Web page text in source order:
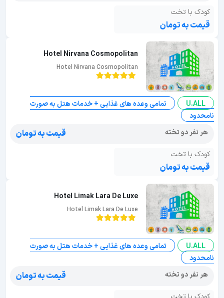
کودک با تخت
قیمت به تومان
Hotel Nirvana Cosmopolitan
Hotel Nirvana Cosmopolitan
U.ALL
تمامی وعده های غذایی + خدمات هتل به صورت
نامحدود
هر نفر دو تخته
قیمت به تومان
کودک با تخت
قیمت به تومان
Hotel Limak Lara De Luxe
Hotel Limak Lara De Luxe
U.ALL
تمامی وعده های غذایی + خدمات هتل به صورت
نامحدود
هر نفر دو تخته
قیمت به تومان